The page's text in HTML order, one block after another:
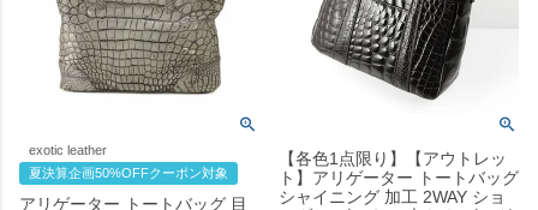
exotic leather
夏決算企画50%OFFクーポン対象
アリゲーター トートバッグ 目
【各色1点限り】【アウトレッ
ト】アリゲーター トートバッグ
シャイニング 加工 2WAY ショ